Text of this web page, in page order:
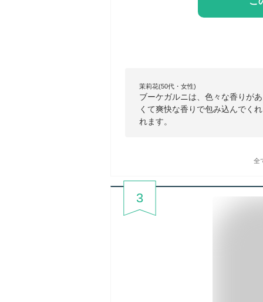
茉莉花(50代・女性)
ブーケガルニは、色々な香りが
くて爽快な香りで包み込んでく
れます。
全
3